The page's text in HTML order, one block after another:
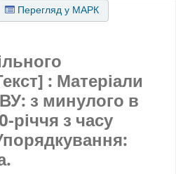
Перегляд у МАРК
: Матеріали
з минулого в
річчя з часу